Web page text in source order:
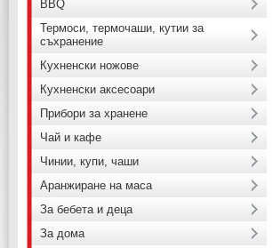
BBQ
Термоси, термочаши, кутии за
съхранение
Кухненски ножове
Кухненски аксесоари
Прибори за хранене
Чай и кафе
Чинии, купи, чаши
Аранжиране на маса
За бебета и деца
За дома